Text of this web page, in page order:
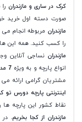
کرک در ساری و مازندرانرا
صورت دسته اول خرید
مازندران مربوطه انجام
را کسب کنید. همه این
مازندران نساجی آنلاین
انواع پارچه و به ویژه7 مدل پارچه دورس تو کرک در ساری و مازندران
مشتریان گرامی ارائه
اینترنتی پارچه دورس تو
نقاط کشور این پارچه ها
مازندران از کجا بخریم. در